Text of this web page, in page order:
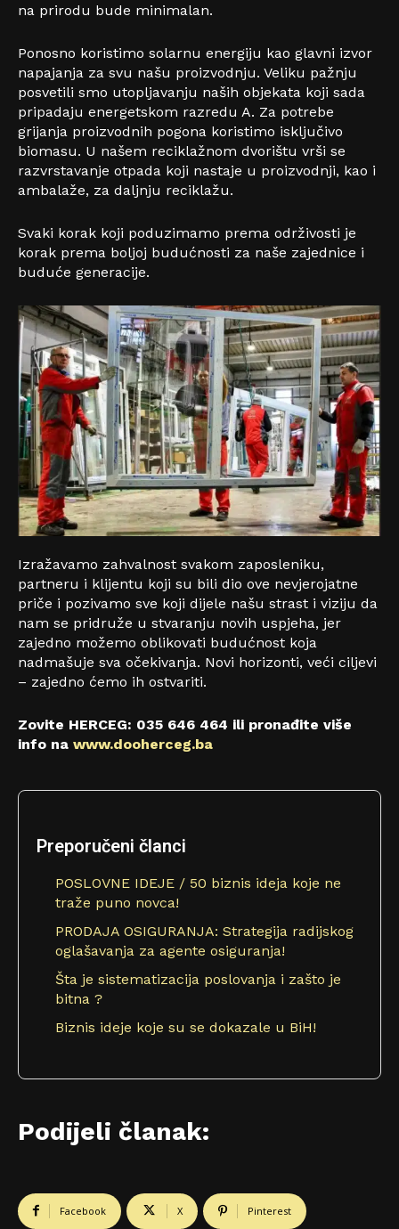
na prirodu bude minimalan.
Ponosno koristimo solarnu energiju kao glavni izvor
napajanja za svu našu proizvodnju. Veliku pažnju
posvetili smo utopljavanju naših objekata koji sada
pripadaju energetskom razredu A. Za potrebe
grijanja proizvodnih pogona koristimo isključivo
biomasu. U našem reciklažnom dvorištu vrši se
razvrstavanje otpada koji nastaje u proizvodnji, kao i
ambalaže, za daljnju reciklažu.
Svaki korak koji poduzimamo prema održivosti je
korak prema boljoj budućnosti za naše zajednice i
buduće generacije.
Izražavamo zahvalnost svakom zaposleniku,
partneru i klijentu koji su bili dio ove nevjerojatne
priče i pozivamo sve koji dijele našu strast i viziju da
nam se pridruže u stvaranju novih uspjeha, jer
zajedno možemo oblikovati budućnost koja
nadmašuje sva očekivanja. Novi horizonti, veći ciljevi
– zajedno ćemo ih ostvariti.
Zovite HERCEG: 035 646 464 ili pronađite više
info na www.dooherceg.ba
Preporučeni članci
POSLOVNE IDEJE / 50 biznis ideja koje ne
traže puno novca!
PRODAJA OSIGURANJA: Strategija radijskog
oglašavanja za agente osiguranja!
Šta je sistematizacija poslovanja i zašto je
bitna ?
Biznis ideje koje su se dokazale u BiH!
Podijeli članak:
Facebook X Pinterest